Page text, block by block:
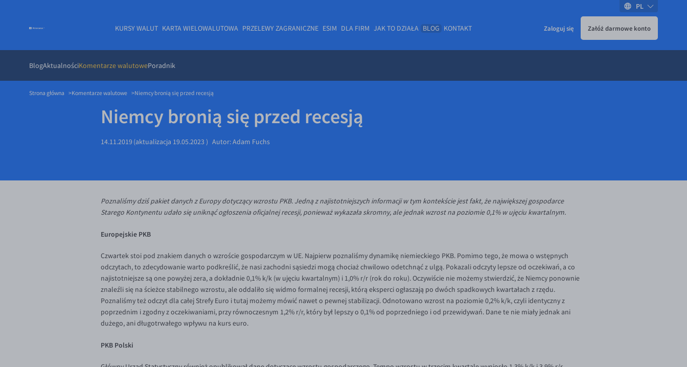
KURSY WALUT KARTA WIELOWALUTOWA PRZELEWY ZAGRANICZNE ESIM DLA FIRM JAK TO DZIAŁA BLOG
BlogAktualnościKomentarze walutowePoradnik
KONTAKT Zaloguj się Załóż darmowe konto
PL
Strona główna Komentarze walutowe Niemcy bronią się przed recesją
Niemcy bronią się przed recesją
14.11.2019(aktualizacja 19.05.2023 ) Autor:Adam Fuchs
Poznaliśmy dziś pakiet danych z Europy dotyczący wzrostu PKB. Jedną z najistotniejszych informacji w tym kontekście jest fakt, że największej gospodarce
Starego Kontynentu udało się uniknąć ogłoszenia oficjalnej recesji, ponieważ wykazała skromny, ale jednak wzrost na poziomie 0,1% w ujęciu kwartalnym.
Europejskie PKB
Czwartek stoi pod znakiem danych o wzroście gospodarczym w UE. Najpierw poznaliśmy dynamikę niemieckiego PKB. Pomimo tego, że mowa o wstępnych
odczytach, to zdecydowanie warto podkreślić, że nasi zachodni sąsiedzi mogą chociaż chwilowo odetchnąć z ulgą. Pokazali odczyty lepsze od oczekiwań, a co
najistotniejsze są one powyżej zera, a dokładnie 0,1% k/k (w ujęciu kwartalnym) i 1,0% r/r (rok do roku). Oczywiście nie możemy stwierdzić, że Niemcy ponownie
znaleźli się na ścieżce stabilnego wzrostu, ale oddaliło się widmo formalnej recesji, którą eksperci ogłaszają po dwóch spadkowych kwartałach z rzędu.
Poznaliśmy też odczyt dla całej Strefy Euro i tutaj możemy mówić nawet o pewnej stabilizacji. Odnotowano wzrost na poziomie 0,2% k/k, czyli identyczny z
poprzednim i zgodny z oczekiwaniami, przy równoczesnym 1,2% r/r, który był lepszy o 0,1% od poprzedniego i od przewidywań. Dane te nie miały jednak ani
dużego, ani długotrwałego wpływu na kurs euro.
PKB Polski